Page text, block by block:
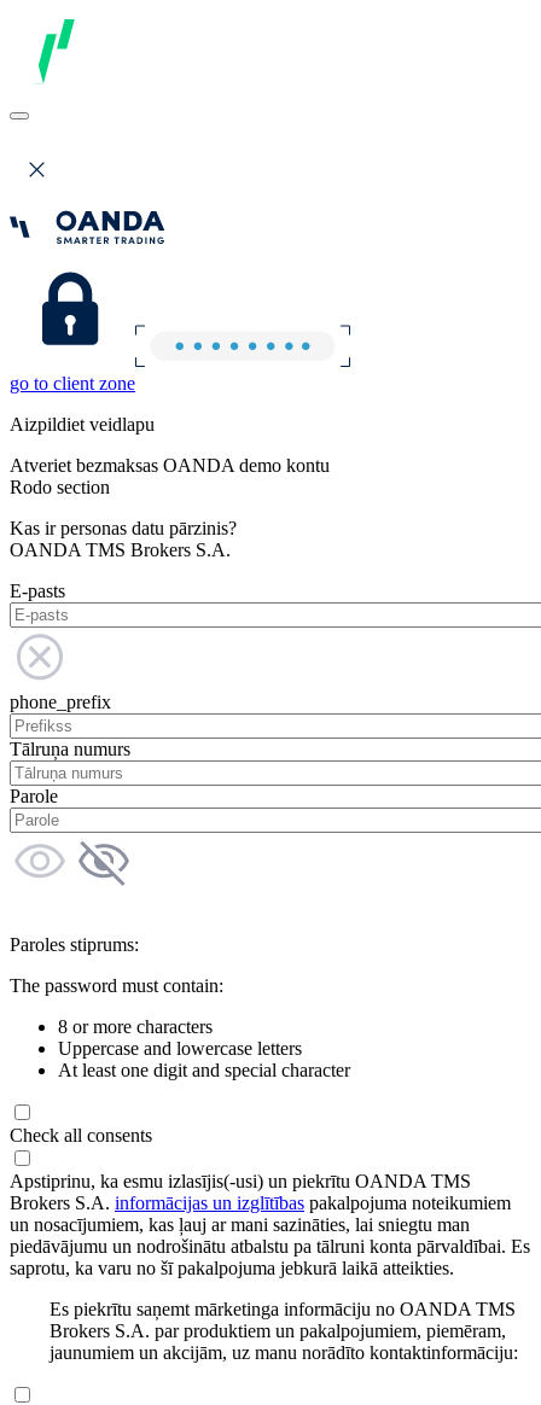
go to client zone
Aizpildiet veidlapu
Atveriet bezmaksas OANDA demo kontu
Rodo section
Kas ir personas datu pārzinis?
OANDA TMS Brokers S.A.
E-pasts
phone_prefix
Tālruņa numurs
Parole
Paroles stiprums:
The password must contain:
8 or more characters
Uppercase and lowercase letters
At least one digit and special character
Check all consents
Apstiprinu, ka esmu izlasījis(-usi) un piekrītu OANDA TMS
Brokers S.A. informācijas un izglītības pakalpojuma noteikumiem
un nosacījumiem, kas ļauj ar mani sazināties, lai sniegtu man
piedāvājumu un nodrošinātu atbalstu pa tālruni konta pārvaldībai. Es
saprotu, ka varu no šī pakalpojuma jebkurā laikā atteikties.
Es piekrītu saņemt mārketinga informāciju no OANDA TMS
Brokers S.A. par produktiem un pakalpojumiem, piemēram,
jaunumiem un akcijām, uz manu norādīto kontaktinformāciju: